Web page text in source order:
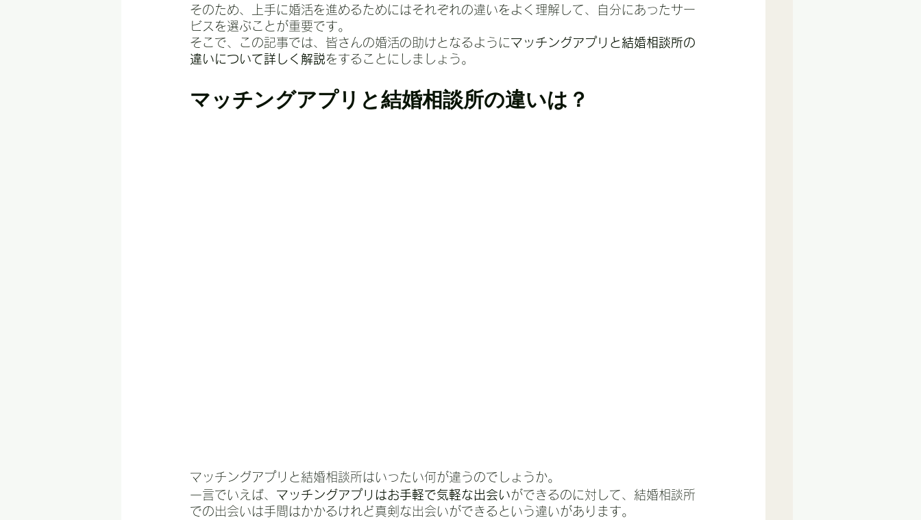
そのため、上手に婚活を進めるためにはそれぞれの違いをよく理解して、自分にあったサー
ビスを選ぶことが重要です。
そこで、この記事では、皆さんの婚活の助けとなるようにマッチングアプリと結婚相談所の
違いについて詳しく解説をすることにしましょう。
マッチングアプリと結婚相談所の違いは？
マッチングアプリと結婚相談所はいったい何が違うのでしょうか。
一言でいえば、 マッチングアプリはお手軽で気軽な出会いができるのに対して、結婚相談所
での出会いは手間はかかるけれど真剣な出会いができるという違いがあります。